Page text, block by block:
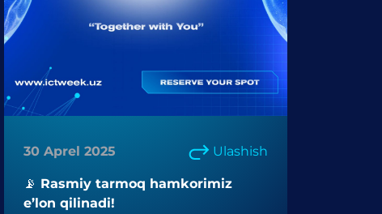
30 Aprel 2025 Ulashish
📡 Rasmiy tarmoq hamkorimiz
e’lon qilinadi!